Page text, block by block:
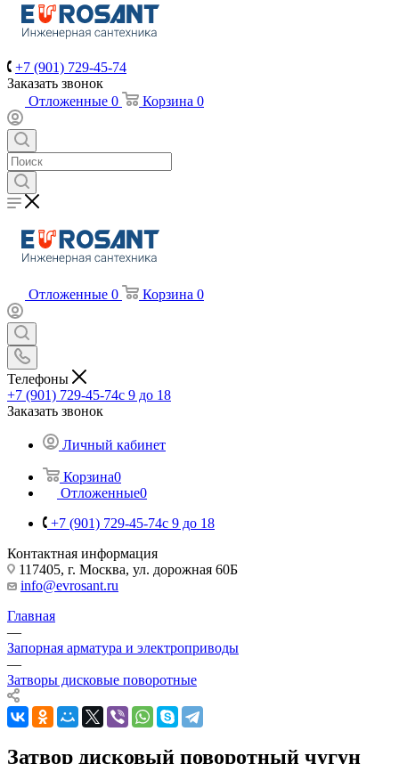
+7 (901) 729-45-74
Заказать звонок
Отложенные 0 Корзина 0
Отложенные 0 Корзина 0
Телефоны
+7 (901) 729-45-74c 9 до 18
Заказать звонок
Личный кабинет
Корзина0
Отложенные0
+7 (901) 729-45-74c 9 до 18
Контактная информация
117405, г. Москва, ул. дорожная 60Б
info@evrosant.ru
Главная
—
Запорная арматура и электроприводы
—
Затворы дисковые поворотные
Затвор дисковый поворотный чугун